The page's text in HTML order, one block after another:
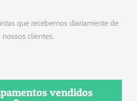
que recebemos diariamente de
nossos clientes.
vendidos